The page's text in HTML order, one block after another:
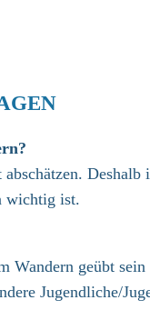
wichtig ist.
Wandern geübt
Jugendliche/